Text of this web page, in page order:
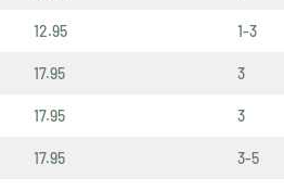
12.95 1-3
17.95 3
17.95 3
17.95 3-5